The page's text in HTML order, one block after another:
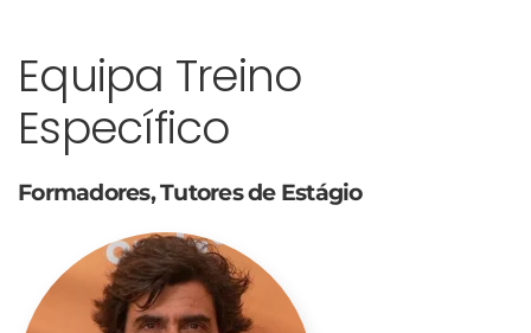
Equipa Treino
Específico
Formadores, Tutores de Estágio